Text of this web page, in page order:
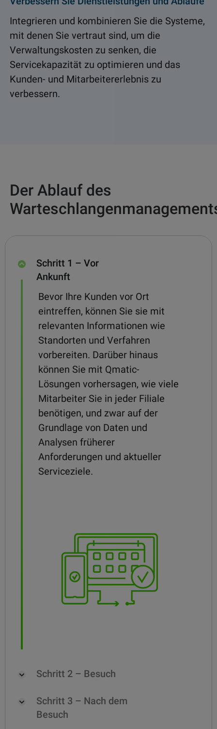
Integrieren und kombinieren Sie die Systeme,
mit denen Sie vertraut sind, um die
Verwaltungskosten zu senken, die
Servicekapazität zu optimieren und das
Kunden- und Mitarbeitererlebnis zu
verbessern.
Der Ablauf des
Schritt 1 – Vor
Ankunft
Bevor Ihre Kunden vor Ort
eintreffen, können Sie sie mit
relevanten Informationen wie
Standorten und Verfahren
vorbereiten. Darüber hinaus
können Sie mit Qmatic-
Lösungen vorhersagen, wie viele
Mitarbeiter Sie in jeder Filiale
benötigen, und zwar auf der
Grundlage von Daten und
Analysen früherer
Anforderungen und aktueller
Serviceziele.
Schritt 2 – Besuch
Schritt 3 – Nach dem
Besuch